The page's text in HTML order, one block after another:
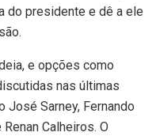
do presidente e dê a ele
e opções como
nas últimas
José Sarney, Fernando
Calheiros. O